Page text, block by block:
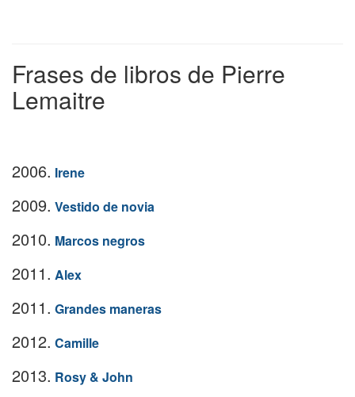
Frases de libros de Pierre
Lemaitre
2006. Irene
2009. Vestido de novia
2010. Marcos negros
2011. Alex
2011. Grandes maneras
2012. Camille
2013. Rosy & John